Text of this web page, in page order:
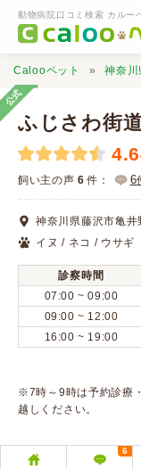
動物病院口コミ検索 カルー
動物病院検索
口コミ検索
Calooペットとは？
口コミ投稿
Calooペット 神奈川
公式
ふじさわ街
飼い主の声 6 件： 6
神奈川県藤沢市亀
イヌ / ネコ / ウサギ
診察時間
07:00 ~ 09:00
09:00 ~ 12:00
16:00 ~ 19:00
※7時～9時は予約診療
越しください。
6